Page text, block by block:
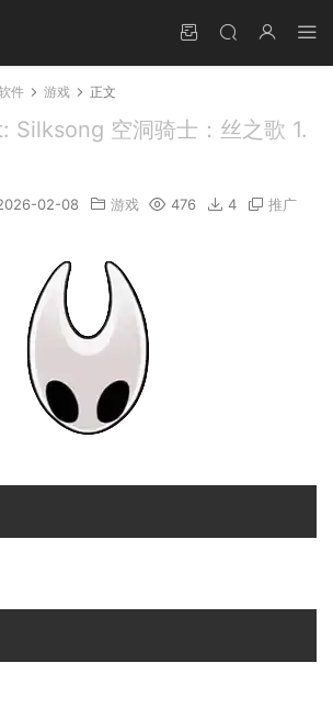
件 游戏 正文
Silksong 空洞骑士：丝之歌 1.
02-08 游戏 476 4 推广